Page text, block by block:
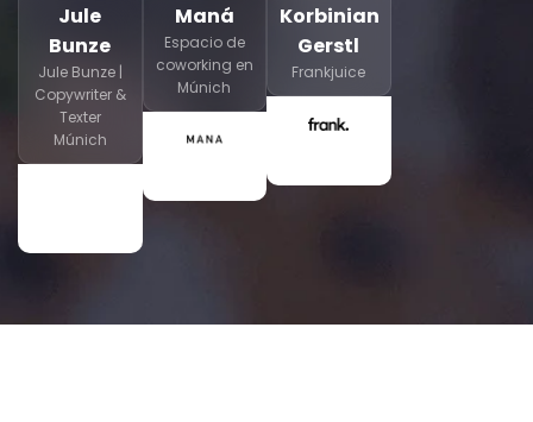
Jule
Bunze
Jule Bunze |
Copywriter &
Texter
Múnich
Maná
Espacio de
coworking en
Múnich
Korbinian
Gerstl
Frankjuice